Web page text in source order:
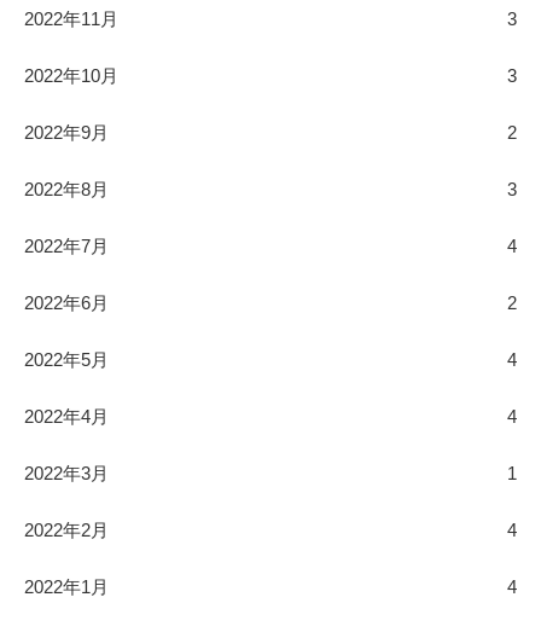
2022年11月 3
2022年10月 3
2022年9月 2
2022年8月 3
2022年7月 4
2022年6月 2
2022年5月 4
2022年4月 4
2022年3月 1
2022年2月 4
2022年1月 4